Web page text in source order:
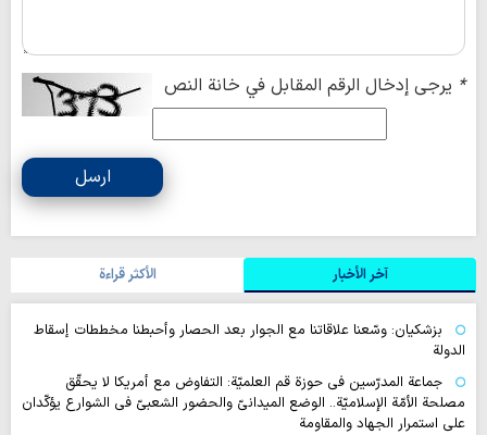
* يرجى إدخال الرقم المقابل في خانة النص
ارسل
آخر الأخبار الأکثر قراءة
بزشكيان: وسّعنا علاقاتنا مع الجوار بعد الحصار وأحبطنا مخططات إسقاط
الدولة
جماعة المدرّسين في حوزة قم العلميّة: التفاوض مع أمريكا لا يحقّق
مصلحة الأمّة الإسلاميّة.. الوضع الميدانيّ والحضور الشعبيّ في الشوارع يؤكّدان
على استمرار الجهاد والمقاومة